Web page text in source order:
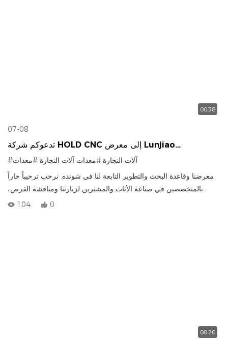
00:38
07-08
تدعوكم شركة HOLD CNC إلى معرض Lunjiao
Woodworking Machinery الخامس والعشرين
#آلات النجارة #معدات آلات النجارة #معدات
معرضنا وقاعدة البحث والتطوير التابعة لنا في شونده. نرحب ترحيباً حاراً
بالمتخصصين في صناعة الأثاث والمشترين لزيارتنا ومناقشة الفرص،
104 0
00:20